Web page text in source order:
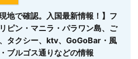
現地で確認。入国最新情報！】フ
ピン・マニラ・パラワン島、ご
タクシー、ktv、GoGoBar・風
ブルゴス通りなどの情報